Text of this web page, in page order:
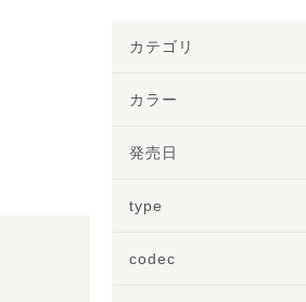
カテゴリ
カラー
発売日
type
codec